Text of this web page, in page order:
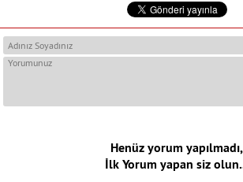
Henüz yorum yapılmadı,
İlk Yorum yapan siz